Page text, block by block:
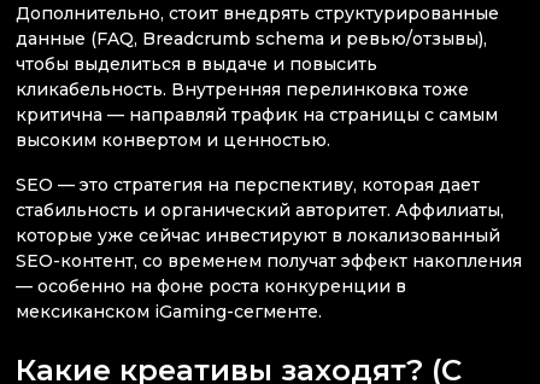
Дополнительно, стоит внедрять структурированные
данные (FAQ, Breadcrumb schema и ревью/отзывы),
чтобы выделиться в выдаче и повысить
кликабельность. Внутренняя перелинковка тоже
критична — направляй трафик на страницы с самым
высоким конвертом и ценностью.
SEO — это стратегия на перспективу, которая дает
стабильность и органический авторитет. Аффилиаты,
которые уже сейчас инвестируют в локализованный
SEO-контент, со временем получат эффект накопления
— особенно на фоне роста конкуренции в
мексиканском iGaming-сегменте.
Какие креативы заходят? (С